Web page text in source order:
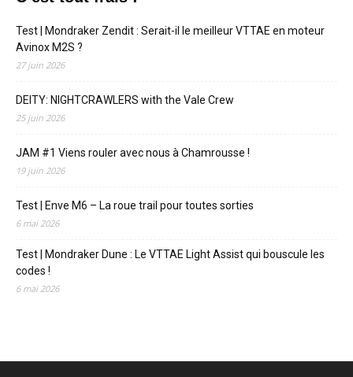
Test | Mondraker Zendit : Serait-il le meilleur VTTAE en moteur
Avinox M2S ?
27 juin 2026
DEITY: NIGHTCRAWLERS with the Vale Crew
25 juin 2026
JAM #1 Viens rouler avec nous à Chamrousse !
19 juin 2026
Test | Enve M6 – La roue trail pour toutes sorties
6 mai 2026
Test | Mondraker Dune : Le VTTAE Light Assist qui bouscule les
codes !
6 mai 2026